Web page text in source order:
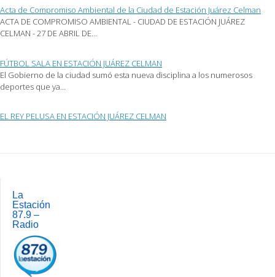
ventana
nueva)
Acta de Compromiso Ambiental de la Ciudad de Estación Juárez Celman
ACTA DE COMPROMISO AMBIENTAL - CIUDAD DE ESTACIÓN JUÁREZ
CELMAN - 27 DE ABRIL DE…
FÚTBOL SALA EN ESTACIÓN JUÁREZ CELMAN
El Gobierno de la ciudad sumó esta nueva disciplina a los numerosos
deportes que ya…
EL REY PELUSA EN ESTACIÓN JUÁREZ CELMAN
navigation
La
Estación
87.9 –
Radio